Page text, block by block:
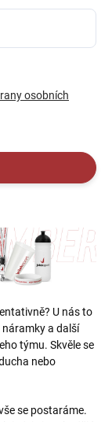
osobních
U nás to
náramky a další
týmu. Skvěle se
nebo
se postaráme.